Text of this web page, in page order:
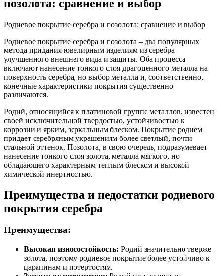
позолота: сравнение и выбор
Родиевое покрытие серебра и позолота: сравнение и выбор
Родиевое покрытие серебра и позолота – два популярных
метода придания ювелирным изделиям из серебра
улучшенного внешнего вида и защиты. Оба процесса
включают нанесение тонкого слоя драгоценного металла на
поверхность серебра, но выбор металла и, соответственно,
конечные характеристики покрытия существенно
различаются.
Родий, относящийся к платиновой группе металлов, известен
своей исключительной твердостью, устойчивостью к
коррозии и ярким, зеркальным блеском. Покрытие родием
придает серебряным украшениям более светлый, почти
стальной оттенок. Позолота, в свою очередь, подразумевает
нанесение тонкого слоя золота, металла мягкого, но
обладающего характерным теплым блеском и высокой
химической инертностью.
Преимущества и недостатки родиевого
покрытия серебра
Преимущества:
Высокая износостойкость: Родий значительно тверже
золота, поэтому родиевое покрытие более устойчиво к
царапинам и потертостям.